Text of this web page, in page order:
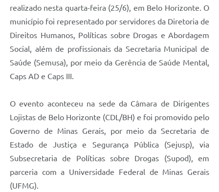
realizado nesta quarta-feira (25/6), em Belo Horizonte. O
município foi representado por servidores da Diretoria de
Direitos Humanos, Políticas sobre Drogas e Abordagem
Social, além de profissionais da Secretaria Municipal de
Saúde (Semusa), por meio da Gerência de Saúde Mental,
Caps AD e Caps III.
O evento aconteceu na sede da Câmara de Dirigentes
Lojistas de Belo Horizonte (CDL/BH) e foi promovido pelo
Governo de Minas Gerais, por meio da Secretaria de
Estado de Justiça e Segurança Pública (Sejusp), via
Subsecretaria de Políticas sobre Drogas (Supod), em
parceria com a Universidade Federal de Minas Gerais
(UFMG).